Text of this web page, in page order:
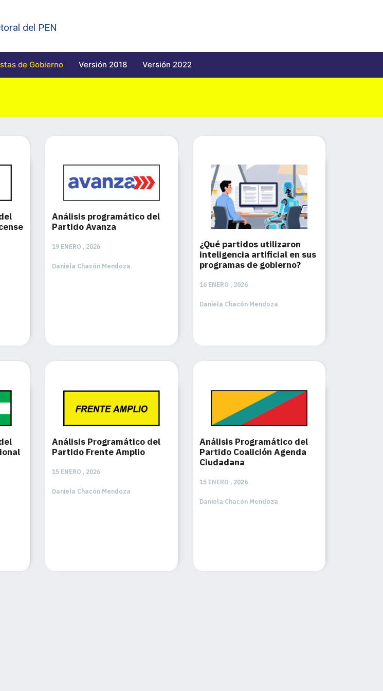
del PEN
de Gobierno Versión 2018 Versión 2022
Análisis programático del
Partido Avanza
19 ENERO , 2026
Daniela Chacón Mendoza
¿Qué partidos utilizaron
inteligencia artificial en sus
programas de gobierno?
16 ENERO , 2026
Daniela Chacón Mendoza
Análisis Programático del
Partido Frente Amplio
15 ENERO , 2026
Daniela Chacón Mendoza
Análisis Programático del
Partido Coalición Agenda
Ciudadana
15 ENERO , 2026
Daniela Chacón Mendoza